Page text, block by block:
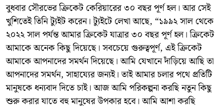
বুধবার সৌরভের ক্রিকেট কেরিয়ারের ৩০ বছর পূর্ণ হল। আর সেই
খুশিতেই তিনি ট্যুইট করেন। ট্যুইটে লেখা আছে, “১৯৯২ সাল থেকে
২০২২ সাল পর্যন্ত আমার ক্রিকেট যাত্রার ৩০ বছর পূর্ণ হল। ক্রিকেট
আমাকে অনেক কিছু দিয়েছে। সবচেয়ে গুরুত্বপূর্ণ, এই ক্রিকেট
আমাকে আপনাদের সমর্থন দিয়েছে। আমি যেখানে দাঁড়িয়ে আছি তা
আপনাদের সমর্থন, সাহায্যের জন্যই। তাই আমার চলার পথে প্রতিটি
মানুষকে ধন্যবাদ দিতে চাই। আজ আমি পরিকল্পনা করছি নতুন কিছু
শুরু করার যাতে বহু মানুষের উপকার হবে। আমি আশা করছি